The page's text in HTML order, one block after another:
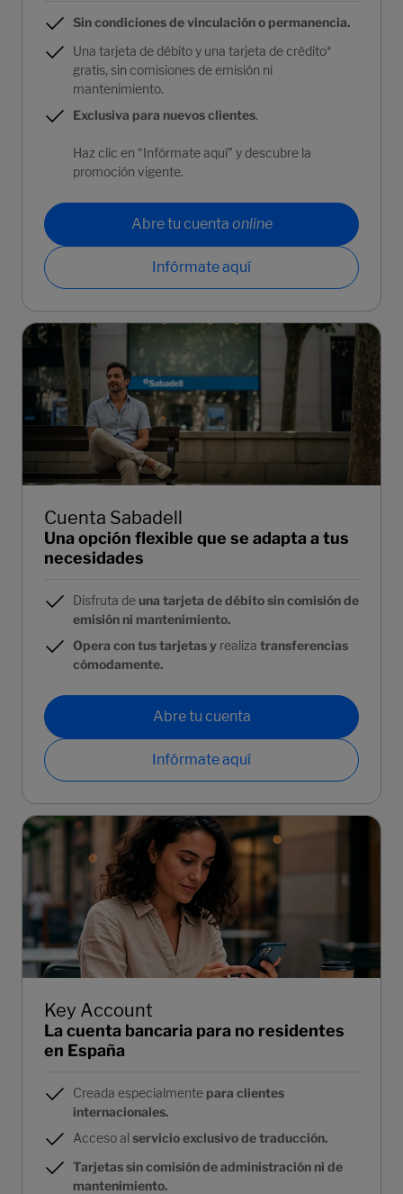
Sin condiciones de vinculación o permanencia.
Una tarjeta de débito y una tarjeta de crédito*
gratis, sin comisiones de emisión ni
mantenimiento.
Exclusiva para nuevos clientes.
Haz clic en “Infórmate aquí” y descubre la
promoción vigente.
Abre tu cuenta online
Infórmate aquí
Cuenta Sabadell
Una opción flexible que se adapta a tus
necesidades
Disfruta de una tarjeta de débito sin comisión de
emisión ni mantenimiento.
Opera con tus tarjetas y realiza transferencias
cómodamente.
Abre tu cuenta
Infórmate aquí
Key Account
La cuenta bancaria para no residentes
en España
Creada especialmente para clientes
internacionales.
Acceso al servicio exclusivo de traducción.
Tarjetas sin comisión de administración ni de
mantenimiento.